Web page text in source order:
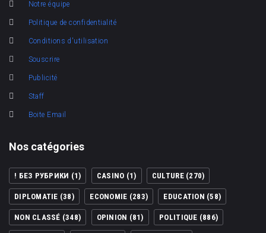
Notre équipe
Politique de confidentialité
Conditions d'utilisation
Souscrire
Publicité
Staff
Boite Email
Nos catégories
! БЕЗ РУБРИКИ (1) CASINO (1) CULTURE(270)
DIPLOMATIE (38) ECONOMIE (283) EDUCATION (58)
NON CLASSÉ (348) OPINION (81) POLITIQUE (886)